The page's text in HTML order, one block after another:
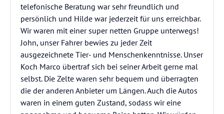
telefonische Beratung war sehr freundlich und
persönlich und Hilde war jederzeit für uns erreichbar.
Wir waren mit einer super netten Gruppe unterwegs!
John, unser Fahrer bewies zu jeder Zeit
ausgezeichnete Tier- und Menschenkenntnisse. Unser
Koch Marco übertraf sich bei seiner Arbeit gerne mal
selbst. Die Zelte waren sehr bequem und überragten
die der anderen Anbieter um Längen. Auch die Autos
waren in einem guten Zustand, sodass wir eine